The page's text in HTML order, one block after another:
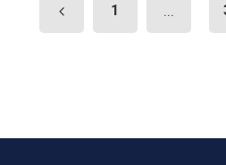
1 ...